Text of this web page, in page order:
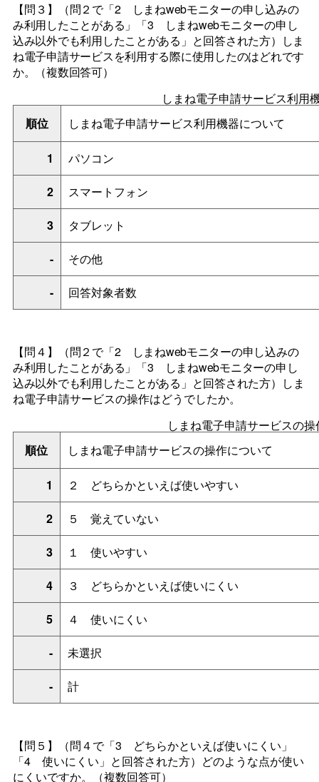
【問３】 （問２で「2 しまねwebモニターの申し込みの
み利用したことがある」「3 しまねwebモニターの申し
込み以外でも利用したことがある」と回答された方）しま
ね電子申請サービスを利用する際に使用したのはどれです
か。（複数回答可）
しまね電子申請サービス利用
順位
しまね電子申請サービス利用機器について
1 パソコン
2 スマートフォン
3 タブレット
- その他
- 回答対象者数
【問４】 （問２で「2 しまねwebモニターの申し込みの
み利用したことがある」「3 しまねwebモニターの申し
込み以外でも利用したことがある」と回答された方） しま
ね電子申請サービスの操作はどうでしたか。
しまね電子申請サービスの
順位
しまね電子申請サービスの操作について
1 ２ どちらかといえば使いやすい
2 ５ 覚えていない
3 １ 使いやすい
4 ３ どちらかといえば使いにくい
5 ４ 使いにくい
- 未選択
- 計
【問５】 （問４で「3 どちらかといえば使いにくい」
「4 使いにくい」と回答された方）どのような点が使い
にくいですか。（複数回答可）